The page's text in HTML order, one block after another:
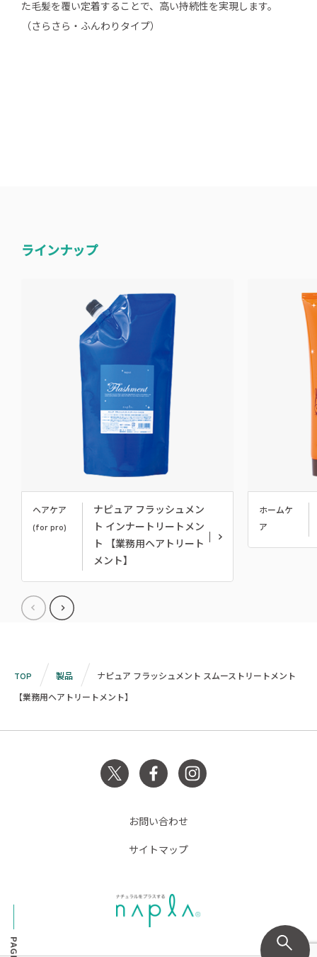
た毛髪を覆い定着することで、高い持続性を実現します。
（さらさら・ふんわりタイプ）
ラインナップ
ヘアケア
(for pro)
ナピュア フラッシュメン
ト インナートリートメン
ト 【業務用ヘアトリート
メント】
ホームケ
ア
TOP 製品
ナピュア フラッシュメント スムーストリートメント
【業務用ヘアトリートメント】
お問い合わせ
サイトマップ